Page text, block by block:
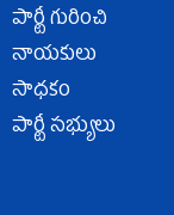
పార్టీ గురించి
నాయకులు
సాధకం
పార్టీ సభ్యులు